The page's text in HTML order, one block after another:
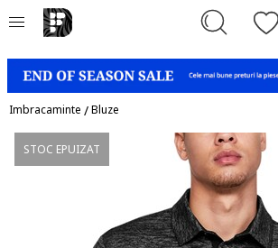
Imbracaminte /Bluze
STOC EPUIZAT